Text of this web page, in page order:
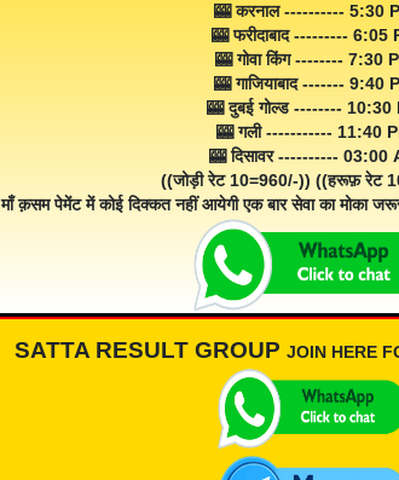
🎰 करनाल ---------- 5:30
🎰 फरीदाबाद --------- 6:05
🎰 गोवा किंग -------- 7:30
🎰 गाजियाबाद ------- 9:40
🎰 दुबई गोल्ड -------- 10:30
🎰 गली ----------- 11:40
🎰 दिसावर ---------- 03:00
((जोड़ी रेट 10=960/-)) ((हरूफ़ रेट
माँ क़सम पेमेंट में कोई दिक्कत नहीं आयेगी एक बार सेवा का मोका
SATTA RESULT GROUP JOIN HERE